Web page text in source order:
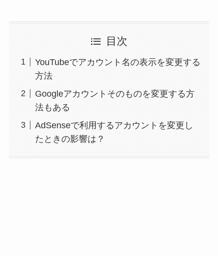
目次
YouTubeでアカウント名の表示を変更する
方法
Googleアカウントそのものを変更する方
法もある
AdSenseで利用するアカウントを変更し
たときの影響は？